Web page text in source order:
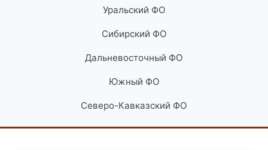
Уральский ФО
Сибирский ФО
Дальневосточный ФО
Южный ФО
Северо-Кавказский ФО